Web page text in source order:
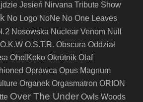
Jesień Nirvana Tribute Show
No Logo NoNe No One Leaves
Nosowska Nuclear Venom Null
O.K.W O.S.T.R. Obscura Oddział
Oho!Koko Okrütnik Olaf
Oprawca Opus Magnum
Organek Orgasmatron ORION
Over The Under Owls Woods